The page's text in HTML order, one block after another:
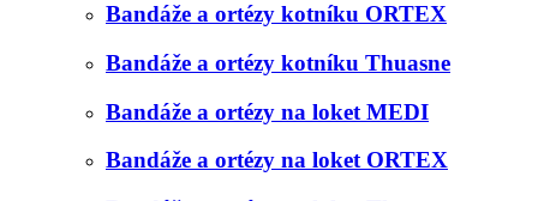
Bandáže a ortézy kotníku ORTEX
Bandáže a ortézy kotníku Thuasne
Bandáže a ortézy na loket MEDI
Bandáže a ortézy na loket ORTEX